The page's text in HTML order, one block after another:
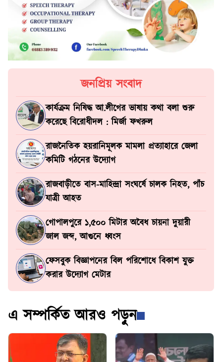
জনপ্রিয় সংবাদ
কার্যক্রম নিষিদ্ধ আ.লীগের ভাষায় কথা বলা শুরু
করেছে বিরোধীদল : মির্জা ফখরুল
রাজনৈতিক হয়রানিমূলক মামলা প্রত্যাহারে জেলা
কমিটি গঠনের উদ্যোগ
রাজবাড়ীতে বাস-মাহিন্দ্রা সংঘর্ষে চালক নিহত, পাঁচ
যাত্রী আহত
গোপালপুরে ১,৫০০ মিটার অবৈধ চায়না দুয়ারী
জাল জব্দ, আগুনে ধ্বংস
ফেসবুক বিজ্ঞাপনের বিল পরিশোধে বিকাশ যুক্ত
করার উদ্যোগ মেটার
এ সম্পর্কিত আরও পড়ুন